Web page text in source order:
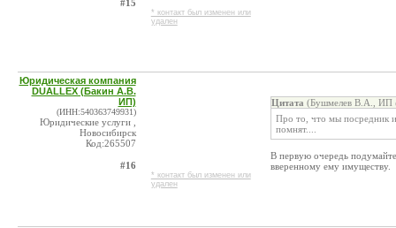
#15
* контакт был изменен или
удален
Юридическая компания
DUALLEX (Бакин А.В.
ИП)
(ИНН:540363749931)
Юридические услуги ,
Новосибирск
Код:265507
#16
* контакт был изменен или
удален
Цитата (Бушмелев В.А., ИП
Про то, что мы посредник и
помнят....
В первую очередь подумайте
вверенному ему имуществу.